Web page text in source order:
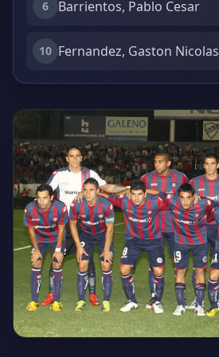
6 Barrientos, Pablo Cesar
10 Fernandez, Gaston Nicolas